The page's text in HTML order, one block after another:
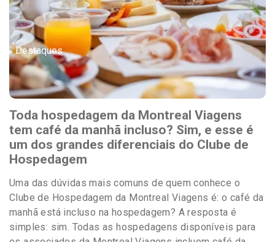
Destaques
Toda hospedagem da Montreal Viagens
tem café da manhã incluso? Sim, e esse é
um dos grandes diferenciais do Clube de
Hospedagem
Uma das dúvidas mais comuns de quem conhece o
Clube de Hospedagem da Montreal Viagens é: o café da
manhã está incluso na hospedagem? A resposta é
simples: sim. Todas as hospedagens disponíveis para